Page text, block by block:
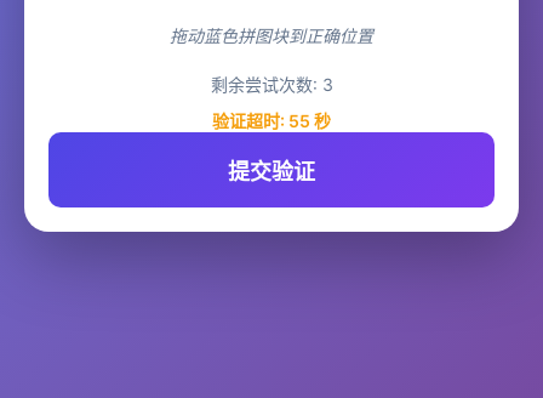
拖动蓝色拼图块到正确位置
剩余尝试次数: 3
验证超时: 55 秒
提交验证